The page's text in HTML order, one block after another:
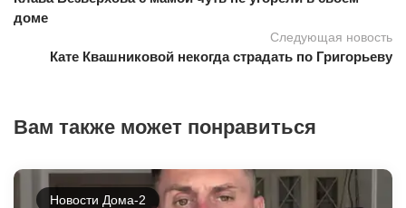
доме
Следующая новость
Кате Квашниковой некогда страдать по Григорьеву
Вам также может понравиться
Новости Дома-2